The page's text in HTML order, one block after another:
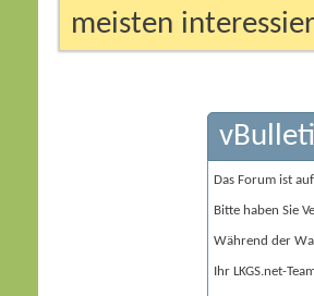
meisten
Das Forum ist
Bitte haben Sie
Während der
Ihr LKGS.net-